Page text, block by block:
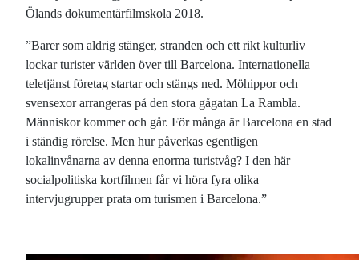
Ölands dokumentärfilmskola 2018.
”Barer som aldrig stänger, stranden och ett rikt kulturliv
lockar turister världen över till Barcelona. Internationella
teletjänst företag startar och stängs ned. Möhippor och
svensexor arrangeras på den stora gågatan La Rambla.
Människor kommer och går. För många är Barcelona en stad
i ständig rörelse. Men hur påverkas egentligen
lokalinvånarna av denna enorma turistvåg? I den här
socialpolitiska kortfilmen får vi höra fyra olika
intervjugrupper prata om turismen i Barcelona.”